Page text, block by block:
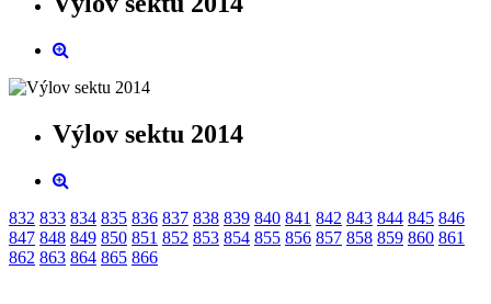
Výlov sektu 2014
832 833 834 835 836 837 838 839 840 841 842 843 844 845 846
847 848 849 850 851 852 853 854 855 856 857 858 859 860 861
862 863 864 865 866